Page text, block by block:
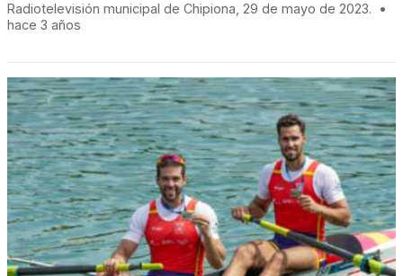
Radiotelevisión municipal de Chipiona, 29 de mayo de 2023.
•
hace 3 años